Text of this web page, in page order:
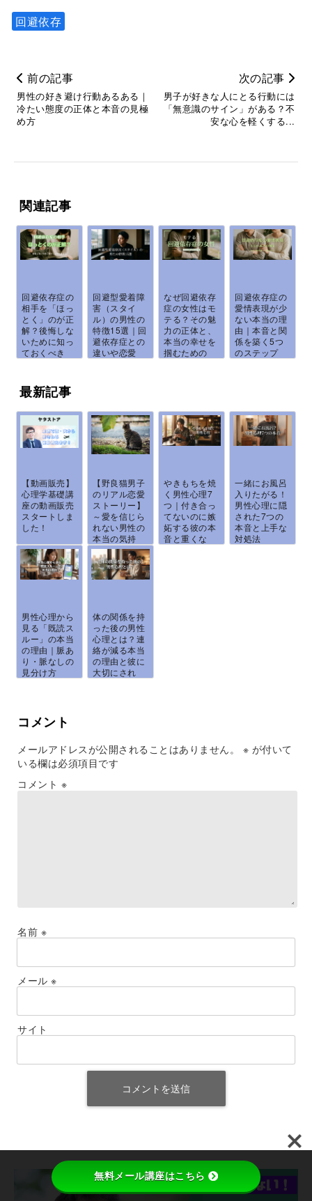
回避依存
前の記事
男性の好き避け行動あるある｜
冷たい態度の正体と本音の見極
め方
次の記事
男子が好きな人にとる行動には
「無意識のサイン」がある？不
安な心を軽くする...
関連記事
回避依存症の
相手を「ほっ
とく」のが正
解？後悔しな
いために知っ
ておくべき
回避型愛着障
害（スタイ
ル）の男性の
特徴15選｜回
避依存症との
違いや恋愛
なぜ回避依存
症の女性はモ
テる？その魅
力の正体と、
本当の幸せを
掴むための
回避依存症の
愛情表現が少
ない本当の理
由｜本音と関
係を築く5つ
のステップ
最新記事
【動画販売】
心理学基礎講
座の動画販売
スタートしま
した！
【野良猫男子
のリアル恋愛
ストーリー】
～愛を信じら
れない男性の
本当の気持
ち...
やきもちを焼
く男性心理7
つ｜付き合っ
てないのに嫉
妬する彼の本
音と重くな
一緒にお風呂
入りたがる！
男性心理に隠
された7つの
本音と上手な
対処法
男性心理から
見る「既読ス
ルー」の本当
の理由｜脈あ
り・脈なしの
見分け方
体の関係を持
った後の男性
心理とは？連
絡が減る本当
の理由と彼に
大切にされ
コメント
メールアドレスが公開されることはありません。 ※ が付いて
いる欄は必須項目です
コメント ※
名前 ※
メール ※
サイト
無料メール講座はこちら